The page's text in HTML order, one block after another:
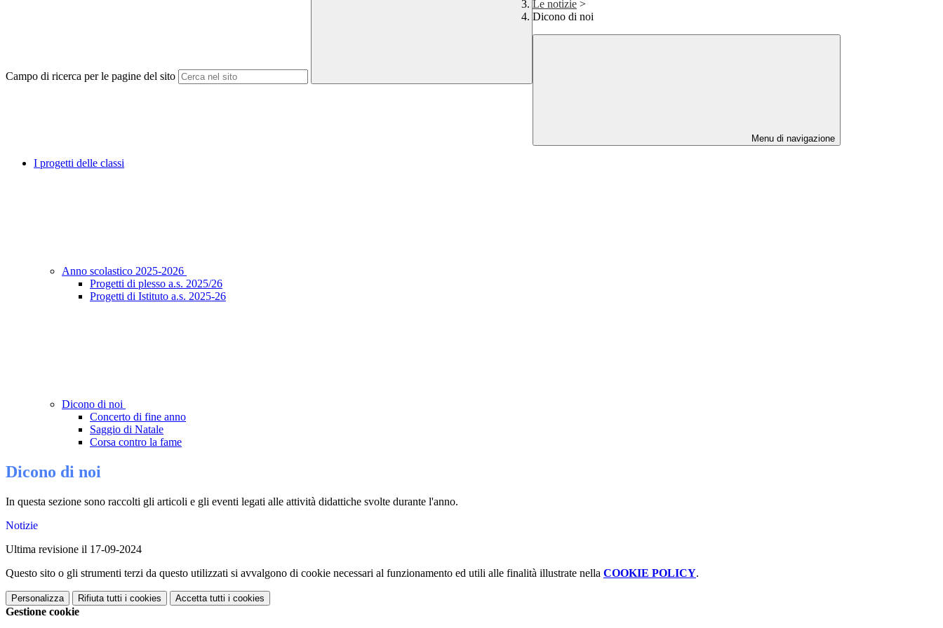
Campo di ricerca per le pagine del sito
Le notizie >
Dicono di noi
Menu di navigazione
I progetti delle classi
Anno scolastico 2025-2026
Progetti di plesso a.s. 2025/26
Progetti di Istituto a.s. 2025-26
Dicono di noi
Concerto di fine anno
Saggio di Natale
Corsa contro la fame
Dicono di noi
In questa sezione sono raccolti gli articoli e gli eventi legati alle attività didattiche svolte durante l'anno.
Notizie
Ultima revisione il 17-09-2024
Questo sito o gli strumenti terzi da questo utilizzati si avvalgono di cookie necessari al funzionamento ed utili alle finalità illustrate nella COOKIE POLICY.
Personalizza Rifiuta tutti i cookies Accetta tutti i cookies
Gestione cookie